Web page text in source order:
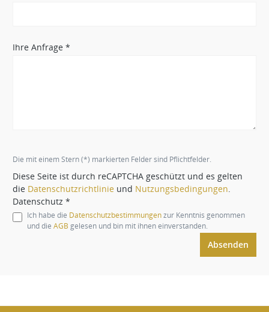
Ihre Anfrage *
Die mit einem Stern (*) markierten Felder sind Pflichtfelder.
Diese Seite ist durch reCAPTCHA geschützt und es gelten
die Datenschutzrichtlinie und Nutzungsbedingungen.
Datenschutz *
Ich habe die Datenschutzbestimmungenzur Kenntnis genommen
und die AGB gelesen und bin mit ihnen einverstanden.
Absenden